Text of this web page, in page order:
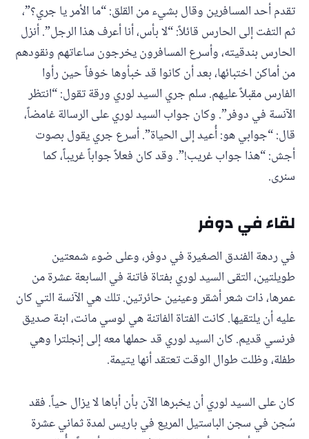
تقدم أحد المسافرين وقال بشيء من القلق: “ما الأمر يا جري؟”،
ثم التفت إلى الحارس قائلاً: “لا بأس، أنا أعرف هذا الرجل”. أنزل
الحارس بندقيته، وأسرع المسافرون يخرجون ساعاتهم ونقودهم
من أماكن اختبائها، بعد أن كانوا قد خبأوها خوفاً حين رأوا
الفارس مقبلاً عليهم. سلم جري السيد لوري ورقة تقول: “انتظر
الآنسة في دوفر”. وكان جواب السيد لوري على الرسالة غامضاً،
قال: “جوابي هو: أُعيد إلى الحياة”. أسرع جري يقول بصوت
أجش: “هذا جواب غريب!”. وقد كان فعلاً جواباً غريباً، كما
سنرى.
لقاء في دوفر
في ردهة الفندق الصغيرة في دوفر، وعلى ضوء شمعتين
طويلتين، التقى السيد لوري بفتاة فاتنة في السابعة عشرة من
عمرها، ذات شعر أشقر وعينين حائرتين. تلك هي الآنسة التي كان
عليه أن يلتقيها. كانت الفتاة الفاتنة هي لوسي مانت، ابنة صديق
فرنسي قديم. كان السيد لوري قد حملها معه إلى إنجلترا وهي
طفلة، وظلت طوال الوقت تعتقد أنها يتيمة.
كان على السيد لوري أن يخبرها الآن بأن أباها لا يزال حياً. فقد
سُجن في سجن الباستيل المريع في باريس لمدة ثماني عشرة